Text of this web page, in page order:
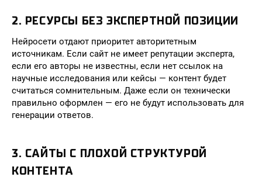
2. РЕСУРСЫ БЕЗ ЭКСПЕРТНОЙ ПОЗИЦИИ
Нейросети отдают приоритет авторитетным
источникам. Если сайт не имеет репутации эксперта,
если его авторы не известны, если нет ссылок на
научные исследования или кейсы — контент будет
считаться сомнительным. Даже если он технически
правильно оформлен — его не будут использовать для
генерации ответов.
3. САЙТЫ С ПЛОХОЙ СТРУКТУРОЙ
КОНТЕНТА